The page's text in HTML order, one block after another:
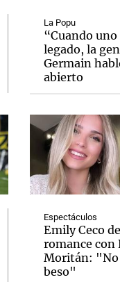
La Popu
“Cuando
legado, la
Germain
abierto
Espectáculos
Emily Ceco
romance con
Moritán:
beso"